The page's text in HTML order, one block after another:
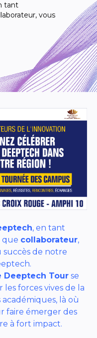
tant
vous
, en tant
que collaborateur,
de notre
Deeptech Tour se
forces vives de la
là où
faire émerger des
à fort impact.